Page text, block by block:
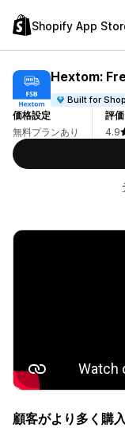
Shopify App
Hextom:
Built for
価格設定
無料プランあり
評価
4.9
顧客がより多く購